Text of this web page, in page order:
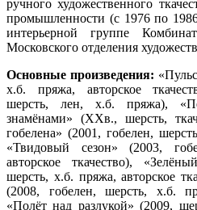
ручного художественного
промышленности (с 1976 по
интерьерной группе
Московского отделения
Основные произведения:
х.б. пряжа, авторское
шерсть, лен, х.б. пряжа),
знамёнами» (ХХв., шерсть,
гобелена» (2001, гобелен,
«Твидовый сезон» (2003,
авторское ткачество),
шерсть, х.б. пряжа, авторское
(2008, гобелен, шерсть, х.б.
«Полёт над разлукой» (2009,